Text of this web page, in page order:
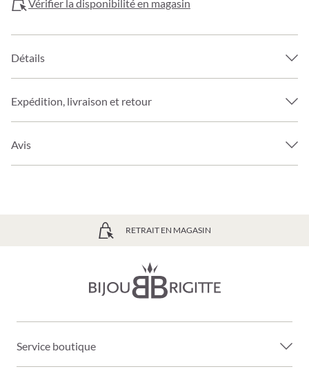
Vérifier la disponibilité en magasin
Détails
Expédition, livraison et retour
Avis
LIVRAISON GRATUITE À PARTIR DE 39€
Service boutique